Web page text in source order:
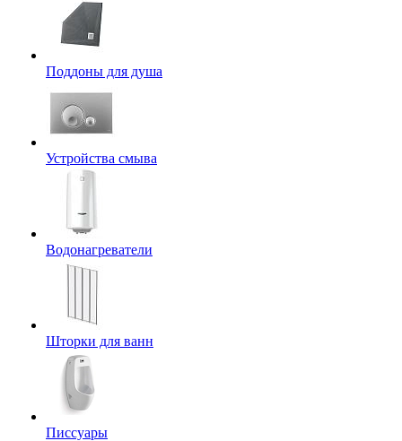
Поддоны для душа
Устройства смыва
Водонагреватели
Шторки для ванн
Писсуары